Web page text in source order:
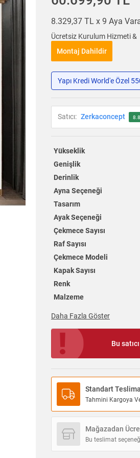
8.329,37 TL x 9 Aya
Ücretsiz Kurulum Hizmeti &
Montaj Dahildir
Yapı Kredi World'e Özel
Satıcı: Zerkaconcept 8.8
Yükseklik
Genişlik
Derinlik
Ayna Seçeneği
Tasarım
Ayak Seçeneği
Çekmece Sayısı
Raf Sayısı
Çekmece Modeli
Kapak Sayısı
Renk
Malzeme
Daha Fazla Göster
Bu
Standart
Tahmini Kargoya
Mağazadan
Bu teslimat